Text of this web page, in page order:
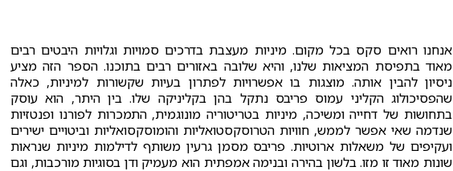
אנחנו רואים סקס בכל מקום. מיניות מעצבת בדרכים סמויות וגלויות היבטים רבים
מאוד בתפיסת המציאות שלנו, והיא שלובה באזורים רבים בתוכנו. הספר הזה מציע
ניסיון להבין אותה. מוצגות בו אפשרויות לפתרון בעיות שקשורות למיניות, כאלה
שהפסיכולוג הקליני עמוס פריבס נתקל בהן בקליניקה שלו. בין היתר, הוא עוסק
בתחושות של דחייה ומשיכה, מיניות בטריטוריה מונוגמית, התמכרות לפורנו ופנטזיות
שנדמה שאי אפשר לממש, חוויות הטרוסקסטואליות והומוסקסואליות וביטויים ישירים
ועקיפים של משאלות ארוטיות. פריבס מסמן גרעין משותף לדילמות מיניות שנראות
שונות מאוד זו מזו. בלשון בהירה ובנימה אמפתית הוא מעמיק ודן בסוגיות מורכבות, וגם